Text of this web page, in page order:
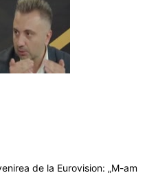
de la Eurovision: „M-am